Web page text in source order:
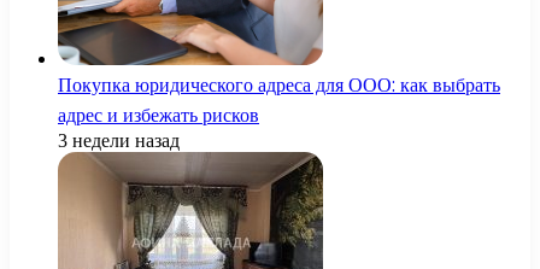
Покупка юридического адреса для ООО: как выбрать
адрес и избежать рисков
3 недели назад